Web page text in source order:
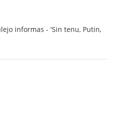
informas - 'Sin tenu, Putin,